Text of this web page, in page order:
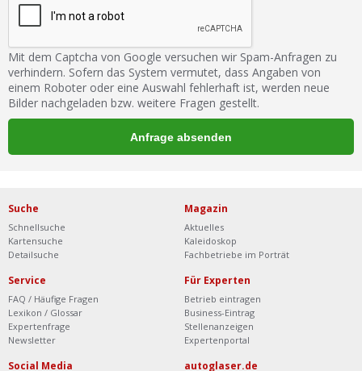
Mit dem Captcha von Google versuchen wir Spam-Anfragen zu
verhindern. Sofern das System vermutet, dass Angaben von
einem Roboter oder eine Auswahl fehlerhaft ist, werden neue
Bilder nachgeladen bzw. weitere Fragen gestellt.
Suche
Schnellsuche
Kartensuche
Detailsuche
Magazin
Aktuelles
Kaleidoskop
Fachbetriebe im Porträt
Service
FAQ / Häufige Fragen
Lexikon / Glossar
Expertenfrage
Newsletter
Für Experten
Betrieb eintragen
Business-Eintrag
Stellenanzeigen
Expertenportal
Social Media autoglaser.de